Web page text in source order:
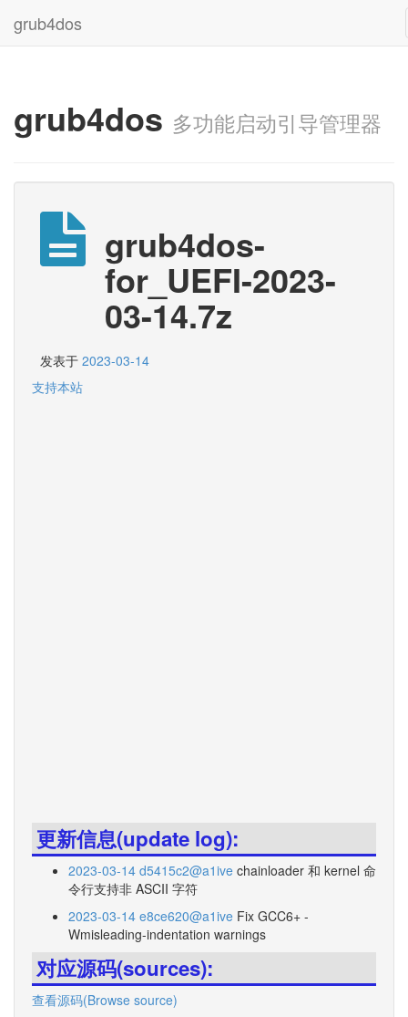
grub4dos
grub4dos 多功能启动引导管理器
grub4dos-
for_UEFI-2023-
03-14.7z
发表于 2023-03-14
支持本站
更新信息(update log):
2023-03-14 d5415c2@a1ive chainloader 和 kernel 命
令行支持非 ASCII 字符
2023-03-14 e8ce620@a1ive Fix GCC6+ -
Wmisleading-indentation warnings
对应源码(sources):
查看源码(Browse source)